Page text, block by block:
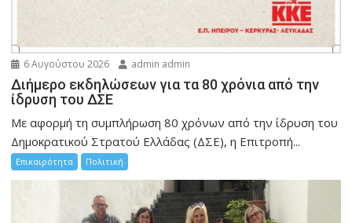
6 Αυγούστου 2026 admin admin
Διήμερο εκδηλώσεων για τα 80 χρόνια από την
ίδρυση του ΔΣΕ
Με αφορμή τη συμπλήρωση 80 χρόνων από την ίδρυση του
Δημοκρατικού Στρατού Ελλάδας (ΔΣΕ), η Επιτροπή...
Επικαιρότητα Πολιτική